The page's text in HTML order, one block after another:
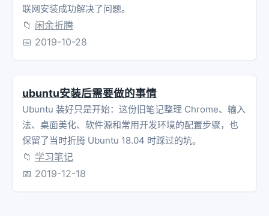
联网安装成功解决了问题。
📁 闲余折腾
📅 2019-10-28
ubuntu安装后需要做的事情
Ubuntu 装好只是开始：这份旧笔记整理 Chrome、输入
法、桌面美化、软件源和常用开发环境的配置步骤，也
保留了当时折腾 Ubuntu 18.04 时踩过的坑。
📁 学习笔记
📅 2019-12-18